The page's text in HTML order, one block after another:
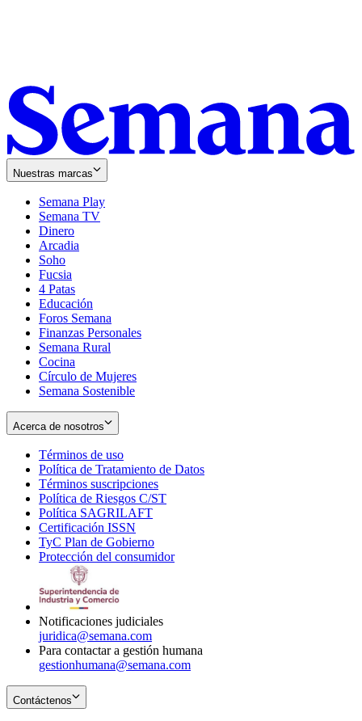
Nuestras marcas
Semana Play
Semana TV
Dinero
Arcadia
Soho
in
new
window
Fucsia
in
new
window
4 Patas
Educación
Foros Semana
Finanzas Personales
Semana Rural
Cocina
Círculo de Mujeres
Semana Sostenible
Acerca de nosotros
Términos de uso
in
new
window
Política de Tratamiento de Datos
Términos suscripciones
in
Política de Riesgos C/ST
Política SAGRILAFT
new
window
Certificación ISSN
in
new
TyC Plan de Gobierno
in
Protección del consumidorOpens
Notificaciones judiciales
juridica@semana.com
Para contactar a gestión humana
gestionhumana@semana.com
Contáctenos